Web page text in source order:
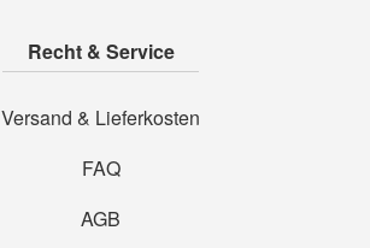
Recht & Service
Versand & Lieferkosten
FAQ
AGB